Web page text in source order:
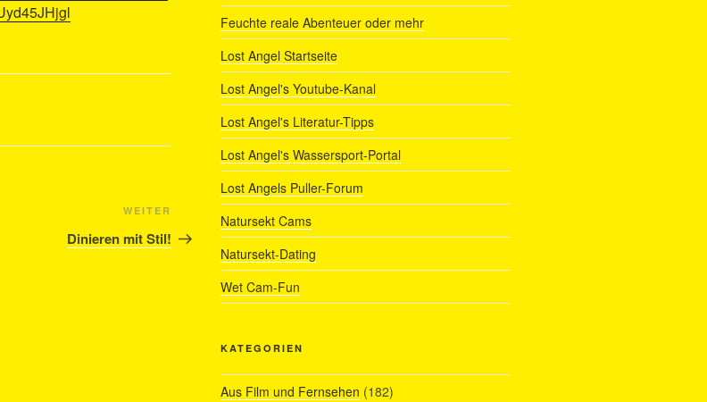
Nächster
Beitrag
WEITER
Dinieren mit Stil!
Feuchte reale Abenteuer oder mehr
Lost Angel Startseite
Lost Angel's Youtube-Kanal
Lost Angel's Literatur-Tipps
Lost Angel's Wassersport-Portal
Lost Angels Puller-Forum
Natursekt Cams
Natursekt-Dating
Wet Cam-Fun
KATEGORIEN
Aus Film und Fernsehen (182)